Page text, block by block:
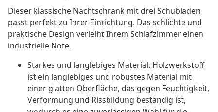
Dieser klassische Nachtschrank mit drei Schubladen
passt perfekt zu Ihrer Einrichtung. Das schlichte und
praktische Design verleiht Ihrem Schlafzimmer einen
industrielle Note.
Starkes und langlebiges Material: Holzwerkstoff
ist ein langlebiges und robustes Material mit
einer glatten Oberfläche, das gegen Feuchtigkeit,
Verformung und Rissbildung beständig ist,